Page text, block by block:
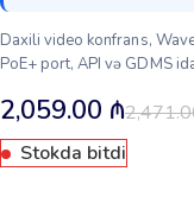
Daxili video konfrans,
PoE+ port, API və GDMS
2,059.00 ₼
Stokda bitdi